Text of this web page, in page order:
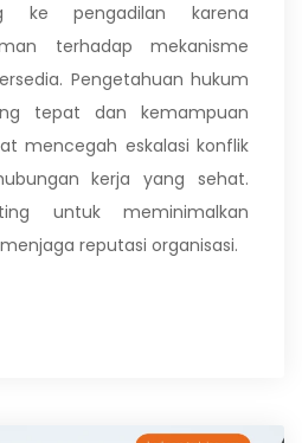
ke pengadilan karena
terhadap mekanisme
Pengetahuan hukum
tepat dan kemampuan
mencegah eskalasi konflik
kerja yang sehat.
untuk meminimalkan
reputasi organisasi.